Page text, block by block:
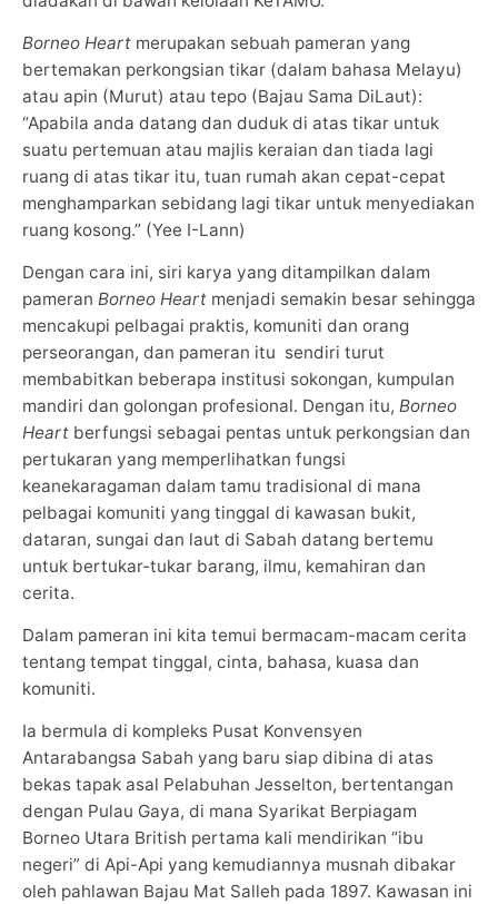
Borneo Heart merupakan sebuah pameran yang
bertemakan perkongsian tikar (dalam bahasa Melayu)
atau apin (Murut) atau tepo (Bajau Sama DiLaut):
“Apabila anda datang dan duduk di atas tikar untuk
suatu pertemuan atau majlis keraian dan tiada lagi
ruang di atas tikar itu, tuan rumah akan cepat-cepat
menghamparkan sebidang lagi tikar untuk menyediakan
ruang kosong.” (Yee I-Lann)
Dengan cara ini, siri karya yang ditampilkan dalam
pameran Borneo Heart menjadi semakin besar sehingga
mencakupi pelbagai praktis, komuniti dan orang
perseorangan, dan pameran itu sendiri turut
membabitkan beberapa institusi sokongan, kumpulan
mandiri dan golongan profesional. Dengan itu, Borneo
Heart berfungsi sebagai pentas untuk perkongsian dan
pertukaran yang memperlihatkan fungsi
keanekaragaman dalam tamu tradisional di mana
pelbagai komuniti yang tinggal di kawasan bukit,
dataran, sungai dan laut di Sabah datang bertemu
untuk bertukar-tukar barang, ilmu, kemahiran dan
cerita.
Dalam pameran ini kita temui bermacam-macam cerita
tentang tempat tinggal, cinta, bahasa, kuasa dan
komuniti.
Ia bermula di kompleks Pusat Konvensyen
Antarabangsa Sabah yang baru siap dibina di atas
bekas tapak asal Pelabuhan Jesselton, bertentangan
dengan Pulau Gaya, di mana Syarikat Berpiagam
Borneo Utara British pertama kali mendirikan “ibu
negeri” di Api-Api yang kemudiannya musnah dibakar
oleh pahlawan Bajau Mat Salleh pada 1897. Kawasan ini